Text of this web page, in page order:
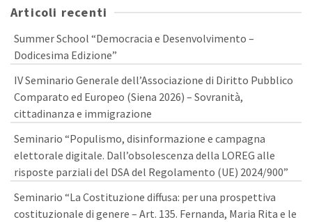
Articoli recenti
Summer School “Democracia e Desenvolvimento –
Dodicesima Edizione”
IV Seminario Generale dell’Associazione di Diritto Pubblico
Comparato ed Europeo (Siena 2026) – Sovranità,
cittadinanza e immigrazione
Seminario “Populismo, disinformazione e campagna
elettorale digitale. Dall’obsolescenza della LOREG alle
risposte parziali del DSA del Regolamento (UE) 2024/900”
Seminario “La Costituzione diffusa: per una prospettiva
costituzionale di genere – Art. 135. Fernanda, Maria Rita e le